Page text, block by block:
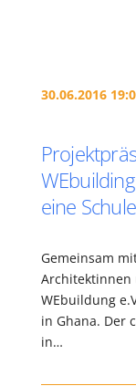
30.06.2016
eine
Gemeinsam
Architektinnen
WEbuildung
in Ghana. Der
in…